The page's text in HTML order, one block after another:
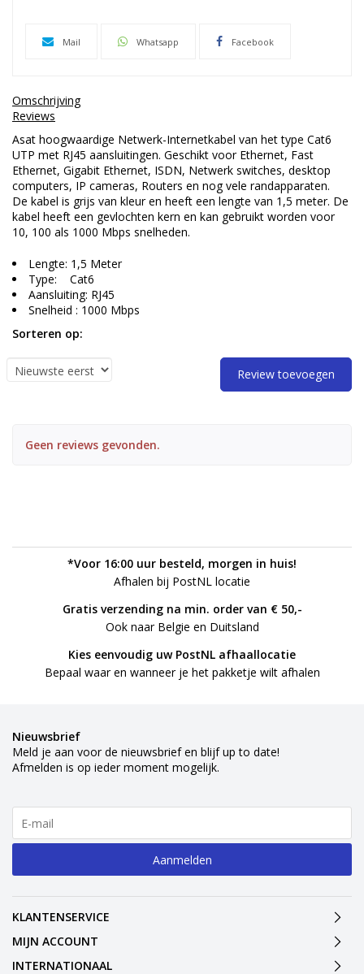
Mail Whatsapp Facebook
Omschrijving
Reviews
Asat hoogwaardige Netwerk-Internetkabel van het type Cat6
UTP met RJ45 aansluitingen. Geschikt voor Ethernet, Fast
Ethernet, Gigabit Ethernet, ISDN, Netwerk switches, desktop
computers, IP cameras, Routers en nog vele randapparaten.
De kabel is grijs van kleur en heeft een lengte van 1,5 meter. De
kabel heeft een gevlochten kern en kan gebruikt worden voor
10, 100 als 1000 Mbps snelheden.
Lengte: 1,5 Meter
Type: Cat6
Aansluiting: RJ45
Snelheid : 1000 Mbps
Sorteren op:
Review toevoegen
Geen reviews gevonden.
*Voor 16:00 uur besteld, morgen in huis!
Afhalen bij PostNL locatie
Gratis verzending na min. order van € 50,-
Ook naar Belgie en Duitsland
Kies eenvoudig uw PostNL afhaallocatie
Bepaal waar en wanneer je het pakketje wilt afhalen
Nieuwsbrief
Meld je aan voor de nieuwsbrief en blijf up to date!
Afmelden is op ieder moment mogelijk.
Aanmelden
KLANTENSERVICE
MIJN ACCOUNT
INTERNATIONAAL